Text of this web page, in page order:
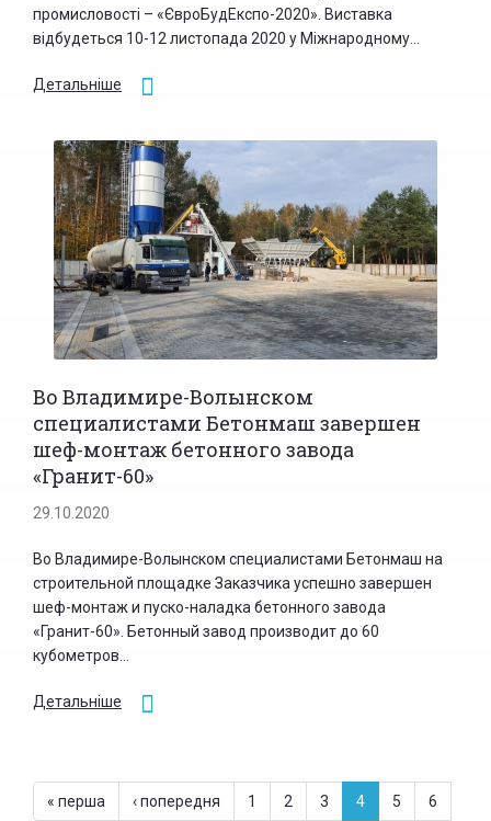
промисловості – «ЄвроБудЕкспо-2020». Виставка
відбудеться 10-12 листопада 2020 у Міжнародному...
Детальніше
Во Владимире-Волынском
специалистами Бетонмаш завершен
шеф-монтаж бетонного завода
«Гранит-60»
29.10.2020
Во Владимире-Волынском специалистами Бетонмаш на
строительной площадке Заказчика успешно завершен
шеф-монтаж и пуско-наладка бетонного завода
«Гранит-60». Бетонный завод производит до 60
кубометров...
Детальніше
« перша ‹ попередня 1 2 3 4 5 6